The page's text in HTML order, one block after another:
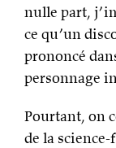
nulle part,
ce qu’un
prononcé
personnage
Pourtant, on
de la